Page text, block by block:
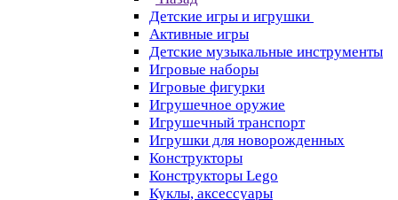
Детские игры и игрушки
Активные игры
Детские музыкальные инструменты
Игровые наборы
Игровые фигурки
Игрушечное оружие
Игрушечный транспорт
Игрушки для новорожденных
Конструкторы
Конструкторы Lego
Куклы, аксессуары